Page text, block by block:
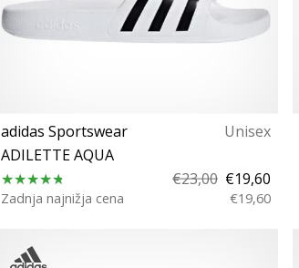
adidas Sportswear
Unisex
ADILETTE AQUA
€23,00 €19,60
Zadnja najnižja cena €19,60